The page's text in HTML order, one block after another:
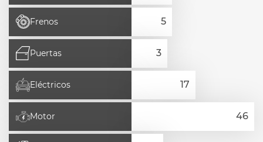
Frenos
Puertas
Eléctricos
Motor